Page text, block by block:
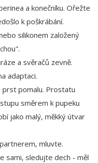
a konečníku. Ořežte
k poškrábání.
silikonem založený
a svěračů zevně.
adaptaci.
prst pomalu. Prostatu
směrem k pupeku
jako malý, měkký útvar
mluvte.
sami, sledujte dech - měl